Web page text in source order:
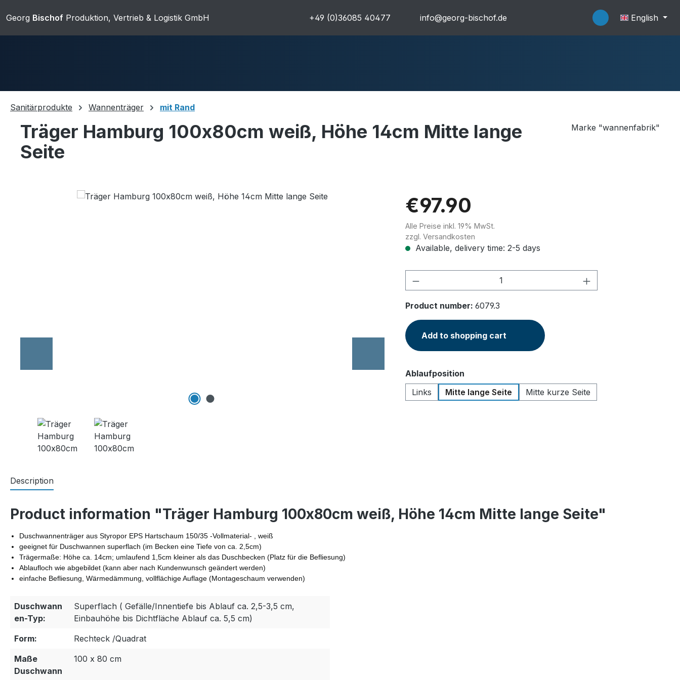
to main content
Skip to search
Skip to main navigation
Georg Bischof Produktion, Vertrieb & Logistik GmbH +49 (0)36085 40477 info@georg-bischof.de English
Duschwannen Ablaufgarnituren Komplettpakete Ultraflache Systeme Wannenträger
Sanitärprodukte Wannenträger mit Rand
Träger Hamburg 100x80cm weiß, Höhe 14cm Mitte lange
Seite
Marke "wannenfabrik"
Skip image gallery €97.90
Alle Preise inkl. 19% MwSt.
zzgl. Versandkosten
Available, delivery time: 2-5 days
Product Quantity: Enter the desired amount
Product number: 6079.3
Add to shopping cart
Select
Ablaufposition
Links
Mitte lange Seite Mitte kurze Seite
Description
Product information "Träger Hamburg 100x80cm weiß, Höhe 14cm Mitte lange Seite"
Duschwannenträger aus Styropor EPS Hartschaum 150/35 -Vollmaterial- , weiß
geeignet für Duschwannen superflach (im Becken eine Tiefe von ca. 2,5cm)
Trägermaße: Höhe ca. 14cm; umlaufend 1,5cm kleiner als das Duschbecken (Platz für die Befliesung)
Ablaufloch wie abgebildet (kann aber nach Kundenwunsch geändert werden)
einfache Befliesung, Wärmedämmung, vollflächige Auflage (Montageschaum verwenden)
Duschwann
en-Typ:
Superflach ( Gefälle/Innentiefe bis Ablauf ca. 2,5-3,5 cm,
Einbauhöhe bis Dichtfläche Ablauf ca. 5,5 cm)
Form:
Rechteck /Quadrat
Maße
Duschwann
100 x 80 cm